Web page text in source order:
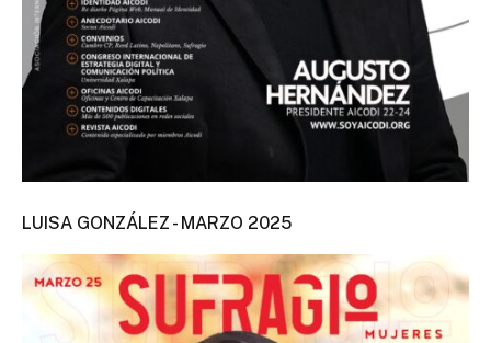
LUISA GONZÁLEZ - MARZO 2025